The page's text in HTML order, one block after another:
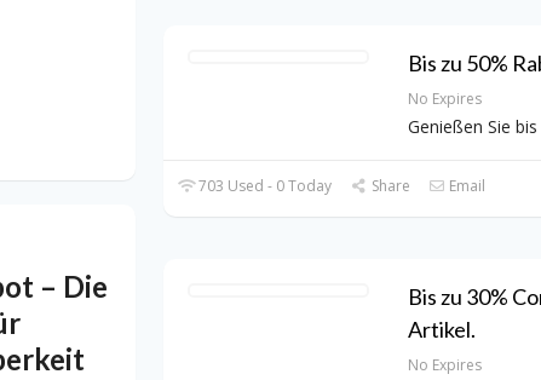
Bis zu 50%
No Expires
Genießen Sie
703 Used - 0 Today Share Email
Bis zu 30%
Artikel.
No Expires
– Die